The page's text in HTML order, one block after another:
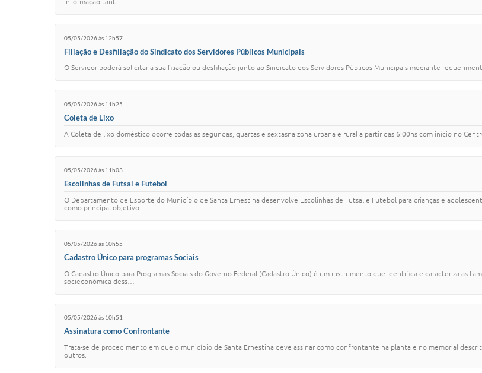
informação tant…
05/05/2026 às 12h57
Filiação e Desfiliação do Sindicato dos Servidores Públicos Municipais
O Servidor poderá solicitar a sua filiação ou desfiliação junto ao Sindicato dos Servidores Públicos Municipais mediante
05/05/2026 às 11h25
Coleta de Lixo
A Coleta de lixo doméstico ocorre todas as segundas, quartas e sextasna zona urbana e rural a partir das 6:00hs com início no
05/05/2026 às 11h03
Escolinhas de Futsal e Futebol
O Departamento de Esporte do Município de Santa Ernestina desenvolve Escolinhas de Futsal e Futebol para crianças e
como principal objetivo…
05/05/2026 às 10h55
Cadastro Único para programas Sociais
O Cadastro Único para Programas Sociais do Governo Federal (Cadastro Único) é um instrumento que identifica e caracteriza as
socieconômica dess…
05/05/2026 às 10h51
Assinatura como Confrontante
Trata-se de procedimento em que o município de Santa Ernestina deve assinar como confrontante na planta e no memorial
outros.